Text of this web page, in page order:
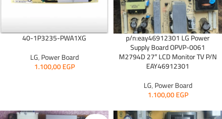
p/n:eay46912301 LG Power
Supply Board OPVP-0061
M2794D 27″ LCD Monitor TV P/N
EAY46912301
LG,Power Board
1.100,00EGP
40-1P3235-PWA1XG
LG,Power Board
1.100,00EGP